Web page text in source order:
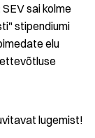
SEV sai kolme
stipendiumi
elu
lugemist!